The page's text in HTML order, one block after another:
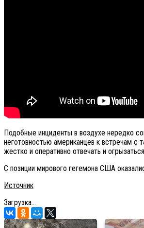
Подобные инциденты в воздухе нередко
неготовностью американцев к встречам
жестко и оперативно отвечать и
С позиции мирового гегемона США
Источник
Загрузка...